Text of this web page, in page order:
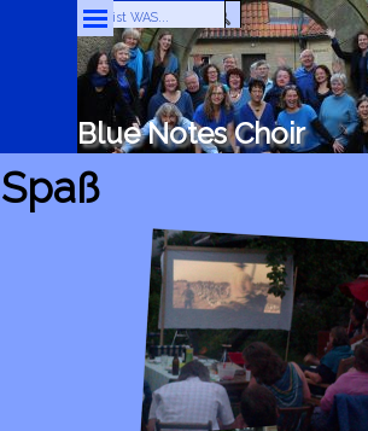
Direkt zum Seiteninhalt
Menü überspringen
Blue Notes Choir
Spaß